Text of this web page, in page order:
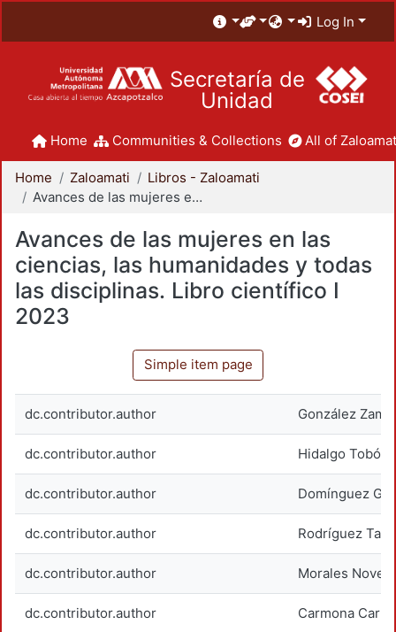
Log In
Secretaría de
Unidad
Home Communities & Collections All of
Home Zaloamati
Libros - Zaloamati
Avances de las mujeres en las ciencias, las humanidades y todas las disciplinas. Libro científico I 2023
Avances de las mujeres en las
ciencias, las humanidades y todas
las disciplinas. Libro científico I
2023
Simple item page
dc.contributor.author González
dc.contributor.author Hidalgo
dc.contributor.author Domínguez
dc.contributor.author Rodríguez
dc.contributor.author Morales
dc.contributor.author Carmona